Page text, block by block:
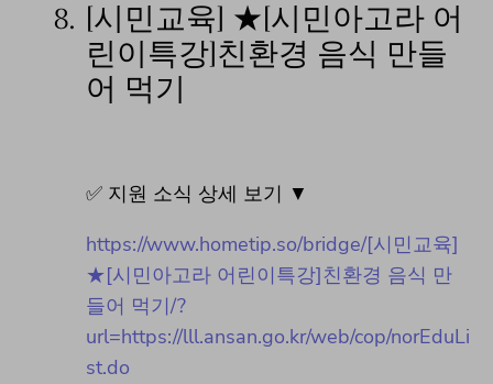
8. [시민교육] ★[시민아고라 어
린이특강]친환경 음식 만들
어 먹기
✅ 지원 소식 상세 보기 ▼
https://www.hometip.so/bridge/[시민교육]
★[시민아고라 어린이특강]친환경 음식 만
들어 먹기/?
url=https://lll.ansan.go.kr/web/cop/norEduLi
st.do